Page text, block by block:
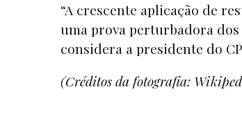
“A crescente aplicação de
uma prova perturbadora dos
considera a presidente do
(Créditos da fotografia: